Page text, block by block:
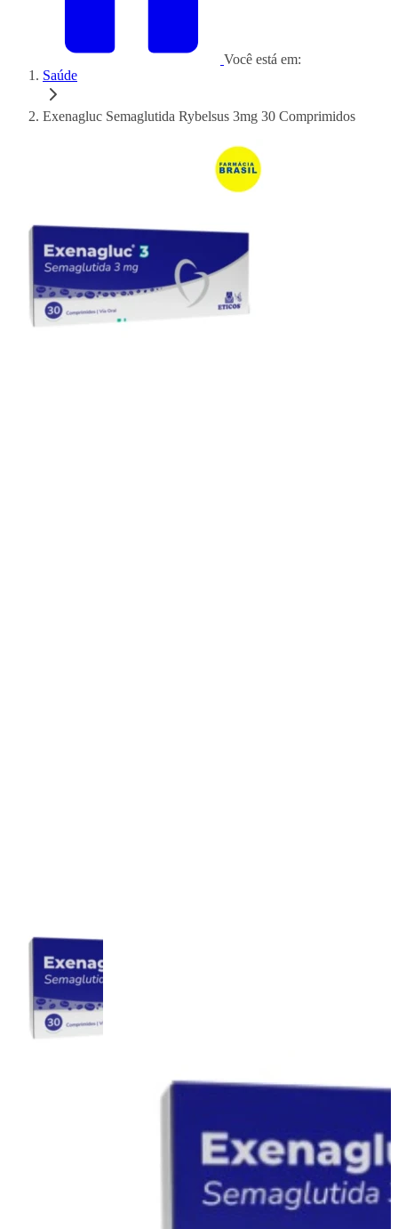
Você está em:
Saúde
Exenagluc Semaglutida Rybelsus 3mg 30 Comprimidos